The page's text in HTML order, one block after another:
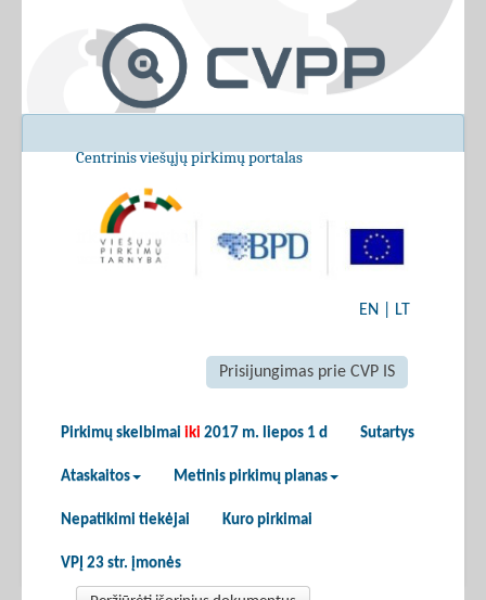
Centrinis viešųjų pirkimų portalas
EN LT
Prisijungimas prie CVP IS
Pirkimų skelbimai iki 2017 m. liepos 1 d Sutartys
Ataskaitos Metinis pirkimų planas
Nepatikimi tiekėjai Kuro pirkimai
VPĮ 23 str. įmonės